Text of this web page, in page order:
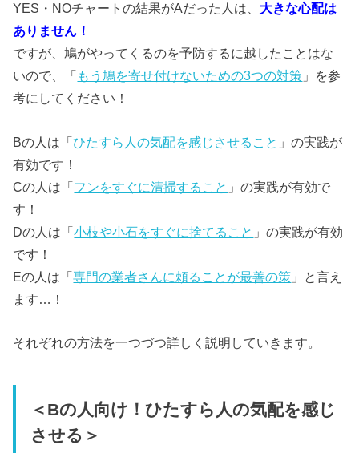
YES・NOチャートの結果がAだった人は、 大きな心配は
ありません！
ですが、鳩がやってくるのを予防するに越したことはな
いので、「 もう鳩を寄せ付けないための3つの対策 」を参
考にしてください！
Bの人は「ひたすら人の気配を感じさせること 」の実践が
有効です！
Cの人は「フンをすぐに清掃すること 」の実践が有効で
す！
Dの人は「小枝や小石をすぐに捨てること 」の実践が有効
です！
Eの人は「専門の業者さんに頼ることが最善の策 」と言え
ます…！
それぞれの方法を一つづつ詳しく説明していきます。
＜Bの人向け！ひたすら人の気配を感じ
させる＞